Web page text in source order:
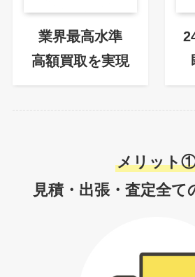
業界最高水準
高額買取を実現
メリット
見積・出張・査定全て